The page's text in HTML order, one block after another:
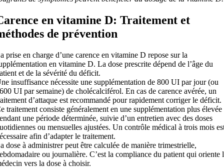
en vitamine D: Traitement et
de prévention
prise en charge d’une carence en vitamine D repose sur la
en vitamine D. La dose prescrite dépend de l’âge du
et de la sévérité du déficit.
insuffisance nécessite une supplémentation de 800 UI par jour (ou
UI par semaine) de cholécalciférol. En cas de carence avérée, un
d’attaque est recommandé pour rapidement corriger le déficit.
traitement consiste généralement en une supplémentation plus élevée
une période déterminée, suivie d’un entretien avec des doses
ou mensuelles ajustées. Un contrôle médical à trois mois
afin d’adapter le traitement.
dose à administrer peut être calculée de manière trimestrielle,
ou journalière. C’est la compliance du patient qui oriente
vers la dose à choisir.